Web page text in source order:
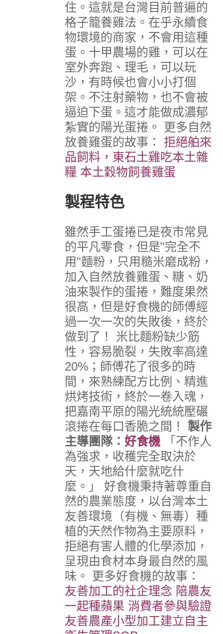
住。這就是台灣目前普遍的
格子籠養雞法。 在乎永續食
物環境的商家，不會用這種
蛋。 十甲農場的雞，可以在
室外奔跑、理毛，可以玩
沙，有時候也會小小打個
架。不注射藥物，也不會被
逼迫下蛋。 這才能做成濃郁
紮實的陽光蛋捲。 更多自然
放養雞蛋的故事： 拒絕舶來
品飼料，東石土雞吃本土雜
糧 本土穀物飼養雞蛋
製程特色
雖然手工蛋捲已是夜市常見
的平凡零食，但是"完全不
用"麵粉，只用糙米磨成粉，
加入自然放養雞蛋、糖、奶
油來製作的蛋捲，難度果然
很高，但是好食機的師傅經
過一次一次的失敗後，終於
做到了！
米比麵粉缺少筋
性，容易脆裂，失敗率高達
20%；師傅花了很多的時
間，來熟練配方比例、精進
烘烤技術，終於一卷入魂，
把嘉南平原的陽光統統壓碾
滾捲在每口香脆之間！
製作
主導團隊： 好食機
「不作人
為強求，收穫完全取決於
天，天地給什麼就吃什
麼。」
好食機秉持著尊重自
然的農業態度，以台灣本土
友善環境（有機、無毒）種
植的天然作物為主要原料，
拒絕有害人體的化學添加，
呈現由食材本身最自然的風
味。 更多好食機的故事：
友善加工的社企理念 陪農友
一起種蘋果 消費者參與驗證
友善農產小型加工建立自主